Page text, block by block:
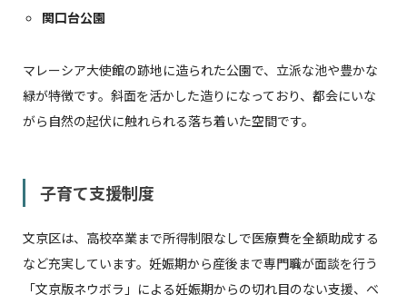
関口台公園
マレーシア大使館の跡地に造られた公園で、立派な池や豊かな
緑が特徴です。斜面を活かした造りになっており、都会にいな
がら自然の起伏に触れられる落ち着いた空間です。
子育て支援制度
文京区は、高校卒業まで所得制限なしで医療費を全額助成する
など充実しています。妊娠期から産後まで専門職が面談を行う
「文京版ネウボラ」による妊娠期からの切れ目のない支援、ベ